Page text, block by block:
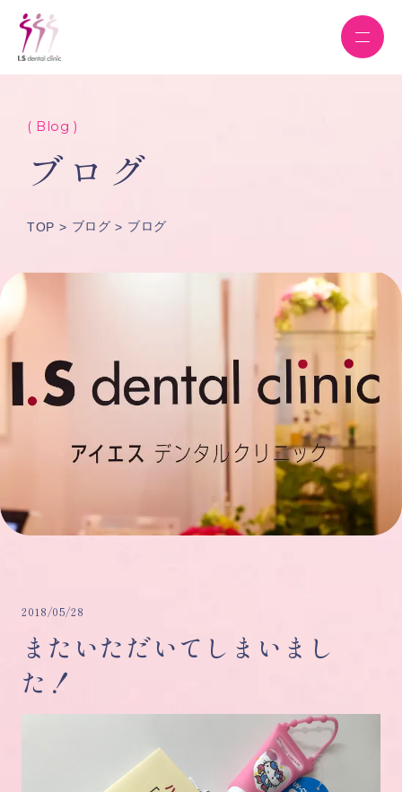
( Blog )
ブログ
TOP ブログ ブログ
2018/05/28
またいただいてしまいまし
た！